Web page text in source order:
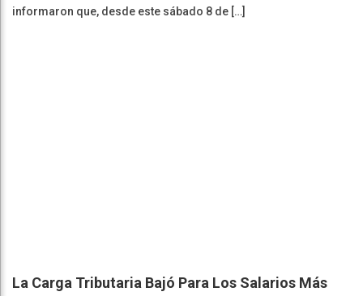
informaron que, desde este sábado 8 de […]
La Carga Tributaria Bajó Para Los Salarios Más